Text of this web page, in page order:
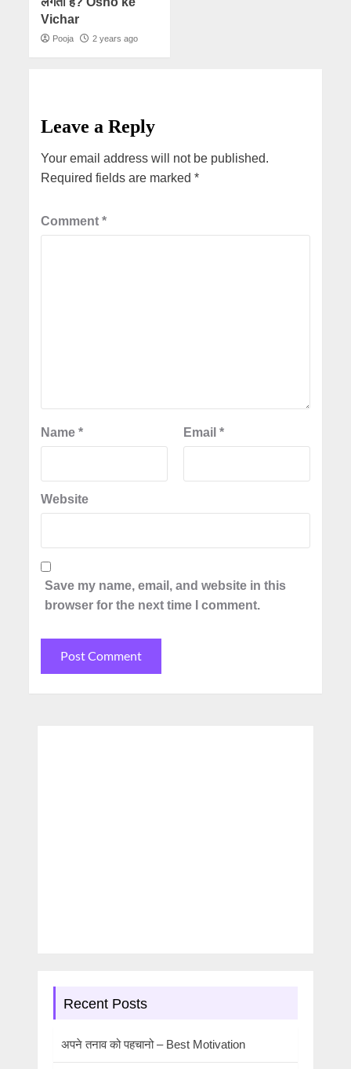
Vichar
Pooja 2 years ago
Leave a Reply
Your email address will not be published.
Required fields are marked*
Comment*
Name* Email *
Website
Save my name, email, and website in this
browser for the next time I comment.
Recent Posts
अपने तनाव को पहचानो – Best Motivation